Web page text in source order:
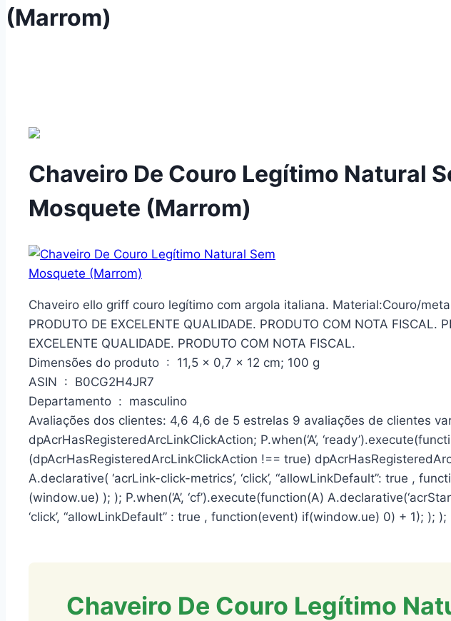
(Marrom)
Chaveiro De Couro Legítimo Natural
Mosquete (Marrom)
Chaveiro ello griff couro legítimo com argola italiana. Material:Couro/
PRODUTO DE EXCELENTE QUALIDADE. PRODUTO COM NOTA FISCAL.
EXCELENTE QUALIDADE. PRODUTO COM NOTA FISCAL.
Dimensões do produto ‏ : ‎ 11,5 x 0,7 x 12 cm; 100 g
ASIN ‏ : ‎ B0CG2H4JR7
Departamento ‏ : ‎ masculino
Avaliações dos clientes: 4,6 4,6 de 5 estrelas 9 avaliações de clientes
dpAcrHasRegisteredArcLinkClickAction; P.when(‘A’,
(dpAcrHasRegisteredArcLinkClickAction !== true)
A.declarative( ‘acrLink-click-metrics’, ‘click’, “allowLinkDefault”: true ,
(window.ue) ); ); P.when(‘A’, ‘cf’).execute(function(A)
‘click’, “allowLinkDefault” : true , function(event) if(window.ue) 0) + 1); ); );
Chaveiro De Couro Legítimo